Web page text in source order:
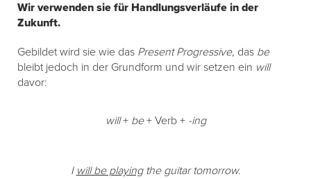
Wir verwenden sie für Handlungsverläufe in der
Zukunft.
Gebildet wird sie wie das Present Progressive, das be
bleibt jedoch in der Grundform und wir setzen ein will
davor:
will+ be+ Verb + -ing
I will be playingthe guitar tomorrow.